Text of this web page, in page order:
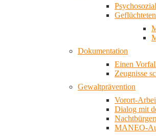
Dokumentation
Einen
Zeugnisse
Gewaltprävention
Vorort-
Dialog mit
MANEO-